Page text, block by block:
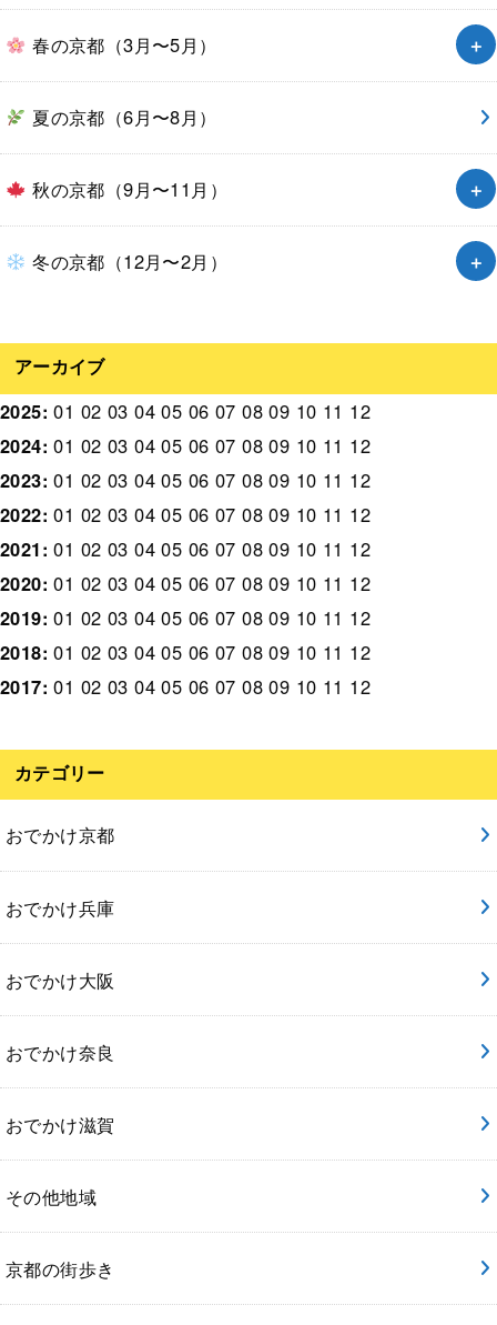
春の京都（3月〜5月）
夏の京都（6月〜8月）
秋の京都（9月〜11月）
冬の京都（12月〜2月）
アーカイブ
2025:01 02 03 04 05 06 07 08 09 10 11 12
2024:01 02 03 04 05 06 07 08 09 10 11 12
2023:01 02 03 04 05 06 07 08 09 10 11 12
2022:01 02 03 04 05 06 07 08 09 10 11 12
2021:01 02 03 04 05 06 07 08 09 10 11 12
2020:01 02 03 04 05 06 07 08 09 10 11 12
2019:01 02 03 04 05 06 07 08 09 10 11 12
2018:01 02 03 04 05 06 07 08 09 10 11 12
2017:01 02 03 04 05 06 07 08 09 10 11 12
カテゴリー
おでかけ京都
おでかけ兵庫
おでかけ大阪
おでかけ奈良
おでかけ滋賀
その他地域
京都の街歩き